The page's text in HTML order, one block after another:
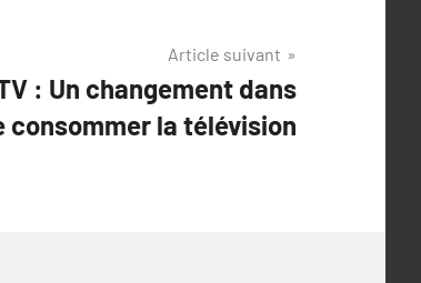
Article suivant
: Un changement dans
consommer la télévision